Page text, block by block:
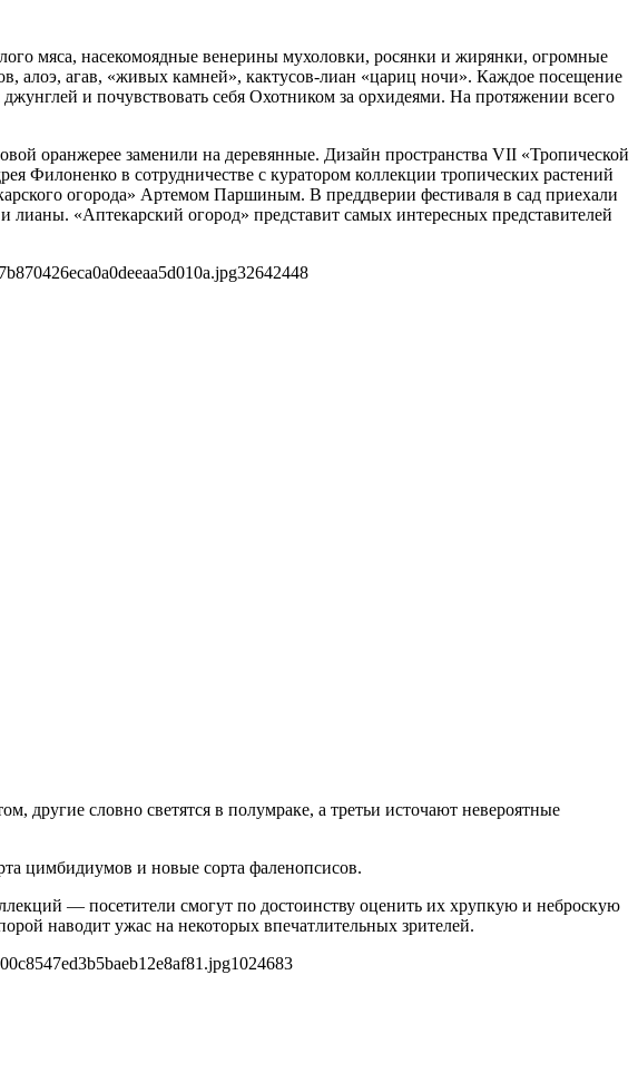
мяса, насекомоядные венерины мухоловки, росянки и жирянки, огромные
алоэ, агав, «живых камней», кактусов-лиан «цариц ночи». Каждое посещение
и почувствовать себя Охотником за орхидеями. На протяжении всего
оранжерее заменили на деревянные. Дизайн пространства VII «Тропической
в сотрудничестве с куратором коллекции тропических растений
огорода» Артемом Паршиным. В преддверии фестиваля в сад приехали
«Аптекарский огород» представит самых интересных представителей
32642448
словно светятся в полумраке, а третьи источают невероятные
цимбидиумов и новые сорта фаленопсисов.
— посетители смогут по достоинству оценить их хрупкую и неброскую
наводит ужас на некоторых впечатлительных зрителей.
1024683